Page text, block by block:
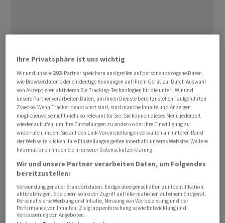
Das geht aus einem Bericht des Centre for European
Reform mit dem Titel «China-Schock 2.0: Die Kosten
deutscher Nachlässigkeit» hervor.
Demnach setzt China deutsche Schlüsselindustrien und
gezielt auch den Mittelstand mit einer aggressiven
Exportpolitik unter Druck. Gleichzeitig werden
deutsche Produkte in China angesichts manipulierter
Wechselkurse und unterdrückter Nachfrage immer
Der Bundesregierung stellen die Experten in der Krise
ein desaströses Zeugnis aus: Statt dem Druck aus China
Ihre Privatsphäre ist uns wichtig
Wir und unsere 293-Partner speichern und greifen auf personenbezogene Daten
wie Browserdaten oder eindeutige Kennungen auf Ihrem Gerät zu. Durch Auswahl
von Akzeptieren aktivieren Sie Tracking-Technologien für die unter „Wir und
unsere Partner verarbeiten Daten, um Ihnen Dienste bereitzustellen“ aufgeführten
Zwecke. Wenn Tracker deaktiviert sind, sind manche Inhalte und Anzeigen
möglicherweise nicht mehr so relevant für Sie. Sie können dieses Menü jederzeit
wieder aufrufen, um Ihre Einstellungen zu ändern oder Ihre Einwilligung zu
widerrufen, indem Sie auf den Link Voreinstellungen verwalten am unteren Rand
der Webseite klicken. Ihre Einstellungen gelten innerhalb unseres Website. Weitere
Informationen finden Sie in unserer Datenschutzerklärung.
Wir und unsere Partner verarbeiten Daten, um Folgendes
bereitzustellen:
Verwendung genauer Standortdaten. Endgeräteeigenschaften zur Identifikation
aktiv abfragen. Speichern von oder Zugriff auf Informationen auf einem Endgerät.
Personalisierte Werbung und Inhalte, Messung von Werbeleistung und der
Performance von Inhalten, Zielgruppenforschung sowie Entwicklung und
Verbesserung von Angeboten.